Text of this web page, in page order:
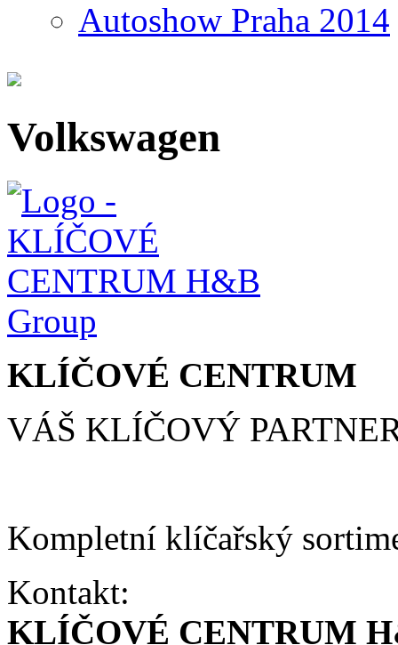
Autoshow Praha 2014
Volkswagen
KLÍČOVÉ CENTRUM
VÁŠ KLÍČOVÝ
Kompletní klíčařský
Kontakt:
KLÍČOVÉ CENTRUM